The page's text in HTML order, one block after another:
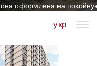
она оформлена на
укр